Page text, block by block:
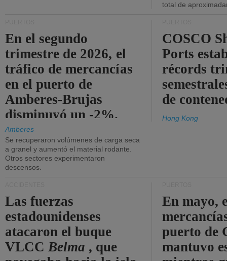
total de
En el segundo
trimestre de 2026, el
tráfico de mercancías
en el puerto de
Amberes-Brujas
disminuyó un -2%.
Amberes
Se recuperaron volúmenes de carga seca
a granel y aumentó el material rodante.
Otros sectores experimentaron
descensos.
COSCO
Ports
récords
de
Hong Kong
Las fuerzas
estadounidenses
atacaron el buque
VLCCBelma , que
En mayo,
puerto de
mantuvo